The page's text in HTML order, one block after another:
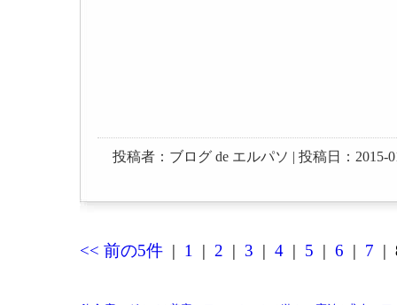
投稿者：ブログ de エルパソ | 投稿日：2015-
<< 前の5件 | 1 | 2 | 3 | 4 | 5 | 6 | 7 |